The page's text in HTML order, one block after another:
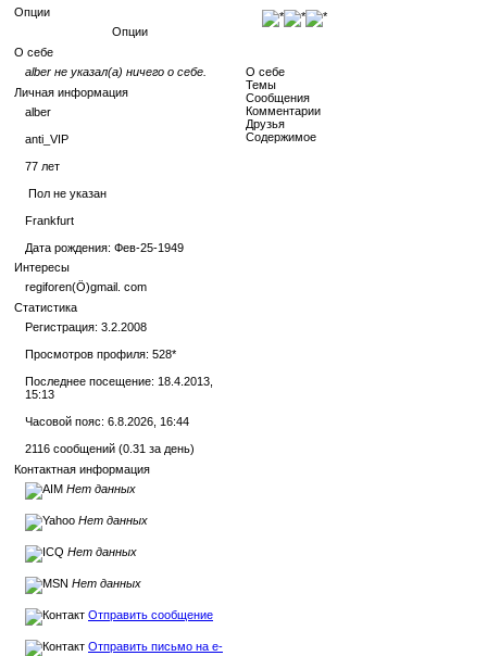
Опции
Опции
О себе
alber не указал(а) ничего о себе.
Личная информация
alber
anti_VIP
77 лет
Пол не указан
Frankfurt
Дата рождения: Фев-25-1949
Интересы
regiforen(Ö)gmail. com
Статистика
Регистрация: 3.2.2008
Просмотров профиля: 528*
Последнее посещение: 18.4.2013,
15:13
Часовой пояс: 6.8.2026, 16:44
2116 сообщений (0.31 за день)
Контактная информация
Нет данных
Нет данных
Нет данных
Нет данных
Отправить сообщение
Отправить письмо на e-
О себе
Темы
Сообщения
Комментарии
Друзья
Содержимое